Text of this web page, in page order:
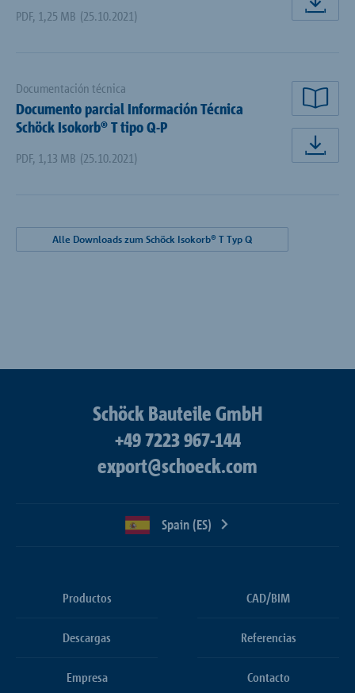
PDF, 1,25 MB (25.10.2021)
Documentación técnica
Documento parcial Información Técnica
Schöck Isokorb® T tipo Q-P
PDF, 1,13 MB (25.10.2021)
Alle Downloads zum Schöck Isokorb® T Typ Q
Schöck Bauteile GmbH
+49 7223 967-144
export@schoeck.com
Spain (ES)
Productos CAD/BIM
Descargas Referencias
Empresa Contacto